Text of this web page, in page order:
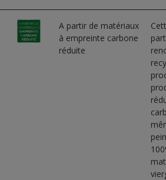
A partir de matériaux
à empreinte carbone
réduite